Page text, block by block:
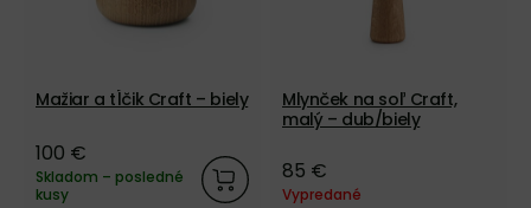
Mažiar a tĺčik Craft – biely
100 €
Skladom – posledné
kusy
Mlynček na soľ Craft,
malý – dub/biely
85 €
Vypredané